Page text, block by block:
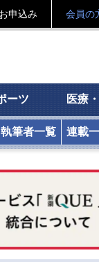
お申込み 会員の
ーツ 医療
執筆者一覧 連載